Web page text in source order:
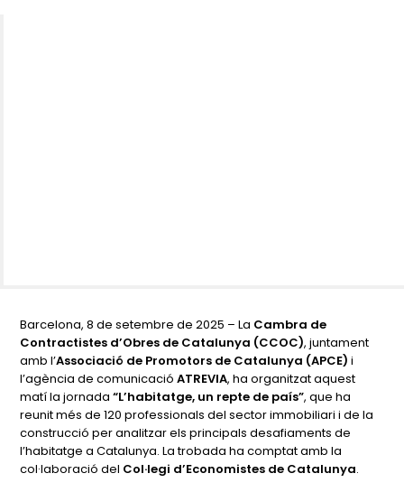
Barcelona, 8 de setembre de 2025 – La Cambra de
Contractistes d’Obres de Catalunya (CCOC), juntament
amb l’Associació de Promotors de Catalunya (APCE) i
l’agència de comunicacióATREVIA, ha organitzat aquest
matí la jornada“L’habitatge, un repte de país”, que ha
reunit més de 120 professionals del sector immobiliari i de la
construcció per analitzar els principals desafiaments de
l’habitatge a Catalunya. La trobada ha comptat amb la
col·laboració del Col·legi d’Economistes de Catalunya.